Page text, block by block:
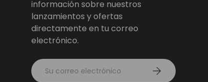
información sobre nuestros
lanzamientos y ofertas
directamente en tu correo
electrónico.
Correo electrónico Suscribirse